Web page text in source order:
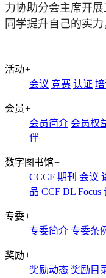
力协助分会主席开
同学提升自己的实
活动+
会议 竞赛 认证 培
会员+
会员简介 会员权
伴
数字图书馆+
CCCF 期刊 会议
品 CCF DL Focus
专委+
专委简介 专委条
奖励+
奖励动态 奖励目